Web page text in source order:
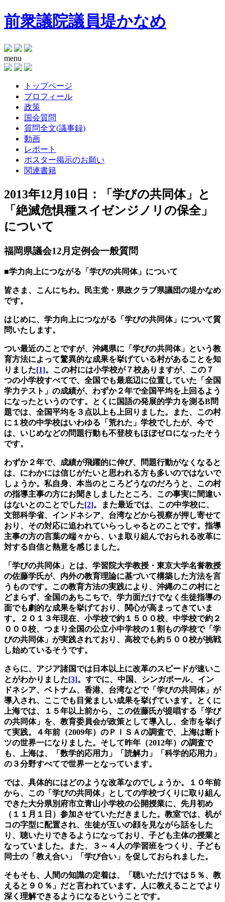
前衆議院議員堤かなめ
menu
トップページ
プロフィール
政策
国会質問
質問全文(議事録)
動画
レポート
ポスター掲示のお願い
関連書籍
2013年12月10日：「学びの共同体」と
「絶滅危惧種スイゼンジノリの保全」
について
福岡県議会12月定例会一般質問
■学力向上につながる「学びの共同体」について
皆さま、こんにちわ。民主党・県政クラブ県議団の堤かなめ
です。
はじめに、学力向上につながる「学びの共同体」について質
問いたします。
つい最近のことですが、沖縄県に「学びの共同体」という教
育方法によって驚異的な成果を挙げている村があることを知
りました[1]。この村には小学校が７校ありますが、この７
つの小学校すべてで、全国でも最底辺に位置していた「全国
学力テスト」の成績が、わずか２年で全国平均を上回るよう
になったというのです。とくに国語の発展的学力を測るB問
題では、全国平均を３点以上も上回りました。また、この村
に１校の中学校はいわゆる「荒れた」学校でしたが、今で
は、いじめなどの問題行動も不登校もほぼゼロになったそう
です。
わずか２年で、成績が飛躍的に伸び、問題行動がなくなると
は、にわかには信じがたいと思われる方も多いのではないで
しょうか。私自身、本当のところどうなのだろうと、この村
の指導主事の方にお聞きしましたところ、この事実に間違い
はないとのことでした[2]。また最近では、この中学校に、
文部科学省、インドネシア、台湾などから視察が押し寄せて
おり、その対応に追われていらっしゃるとのことです。指導
主事の方の言葉の端々から、いま取り組んでおられる改革に
対する自信と熱意を感じました。
「学びの共同体」とは、学習院大学教授・東京大学名誉教授
の佐藤学氏が、内外の教育理論に基づいて構築した方法を言
うものです。この教育方法の実践により、沖縄のこの村にと
どまらず、全国のあちこちで、学力面だけでなく 生徒指導の
面でも劇的な成果を挙げており、関心が高まってきていま
す。２０１３年現在、小学校で約１５００校、中学校で約２
０００校、つまり全国の公立小中学校の１割もの学校で「学
びの共同体」が実践されており、高校でも約５００校が挑戦
し始めているそうです。
さらに、アジア諸国では日本以上に改革のスピードが速いこ
とがわかりました[3]。すでに、中国、シンガポール、イン
ドネシア、ベトナム、香港、台湾などで「学びの共同体」が
導入され、ここでも目覚ましい成果を挙げています。とくに
上海では、１５年以上前から、この佐藤氏が提唱する「学び
の共同体」を、教育委員会が政策として導入し、全市を挙げ
て実践。４年前（2009年）のＰＩＳＡの調査で、上海は断ト
ツの世界一になりました。そして昨年（2012年）の調査で
も、上海は、「数学的応用力」「読解力」「科学的応用力」
の３分野すべてで世界一となっています。
では、具体的にはどのような改革なのでしょうか。
１０年前
から、この 「学びの共同体」としての学校づくり に取り組ん
できた大分県別府市立青山小学校の公開授業に、 先月 初め
（１１月１日）参加させていただき ました。教室では、机が
コの字型に配置され、生徒が互いの顔を見ながら話をした
り、聴いたりできるようになっており、子ども主体の授業と
なっていました。また、３～４人の学習班をつくり 、子ども
同士の 「 教え合い 」「学び合い」 を促しておられました。
そもそも、 人間の知識の定着は、「 聴いただけでは５％、 教
えると９ ０％」だと言われています。
人に教えることでより
深く理解できるようになるということです。